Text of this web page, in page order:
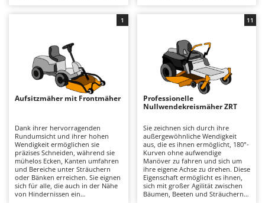
Aufschnittmaschinen
Äxte - Beile und Spalthammer
Balkenmäher
Batterieladegeräte - Starthilfegeräte
Baum- und Astscheren - manuell
Baumscheren - pneumatisch
Baumstumpffräsen
Bindezangen - elektrisch
Ardes
Argo
Attila
Ausonia
Awelco
B
Baesso
und eine angemessene Präzision.
die Möglichkeit, ein spezielles
Mulchen-Kit zu installieren.
den Korb zu leeren, wenn er voll
ist, und regelmäßig die Sauberkeit
und den Verschleiß der Messer zu
überprüfen.
Aufsitzmäher mit Frontmäher
Dank ihrer hervorragenden
Rundumsicht und ihrer hohen
Wendigkeit ermöglichen sie
präzises Schneiden, während sie
mühelos Ecken, Kanten umfahren
und Bereiche unter Sträuchern
oder Bänken erreichen. Sie eignen
sich für alle, die auch in der Nähe
von Hindernissen ein
1
Professionelle
Nullwendekreismäher ZRT
Sie zeichnen sich durch ihre
außergewöhnliche Wendigkeit
aus, die es ihnen ermöglicht, 180°-
Kurven ohne aufwendige
Manöver zu fahren und sich um
ihre eigene Achse zu drehen. Diese
Eigenschaft ermöglicht es ihnen,
sich mit großer Agilität zwischen
Bäumen, Beeten und Sträuchern
11